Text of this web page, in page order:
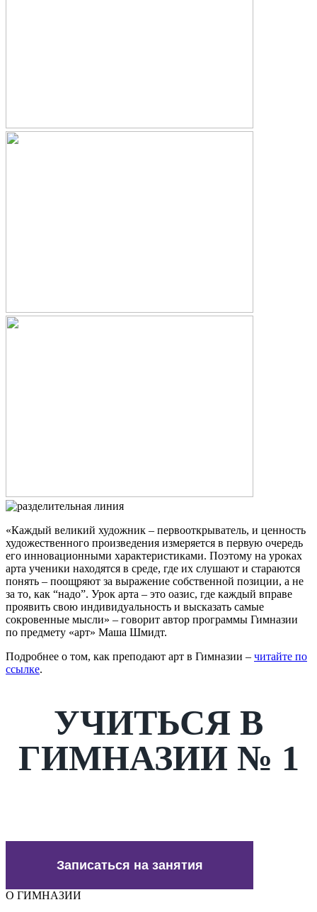
«Каждый великий художник – первооткрыватель, и ценность
художественного произведения измеряется в первую очередь
его инновационными характеристиками. Поэтому на уроках
арта ученики находятся в среде, где их слушают и стараются
понять – поощряют за выражение собственной позиции, а не
за то, как “надо”. Урок арта – это оазис, где каждый вправе
проявить свою индивидуальность и высказать самые
сокровенные мысли» – говорит автор программы Гимназии
по предмету «арт» Маша Шмидт.
Подробнее о том, как преподают арт в Гимназии – читайте по
ссылке.
УЧИТЬСЯ В
ГИМНАЗИИ № 1
Записаться на занятия
О ГИМНАЗИИ